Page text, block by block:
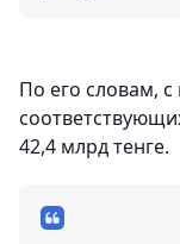
По его словам,
42,4 млрд тенге.